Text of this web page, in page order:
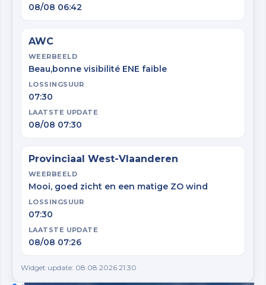
08/08 06:42
AWC
WEERBEELD
Beau,bonne visibilité ENE faible
LOSSINGSUUR
07:30
LAATSTE UPDATE
08/08 07:30
Provinciaal West-Vlaanderen
WEERBEELD
Mooi, goed zicht en een matige ZO wind
LOSSINGSUUR
07:30
LAATSTE UPDATE
08/08 07:26
Widget update: 08.08.2026 21:30